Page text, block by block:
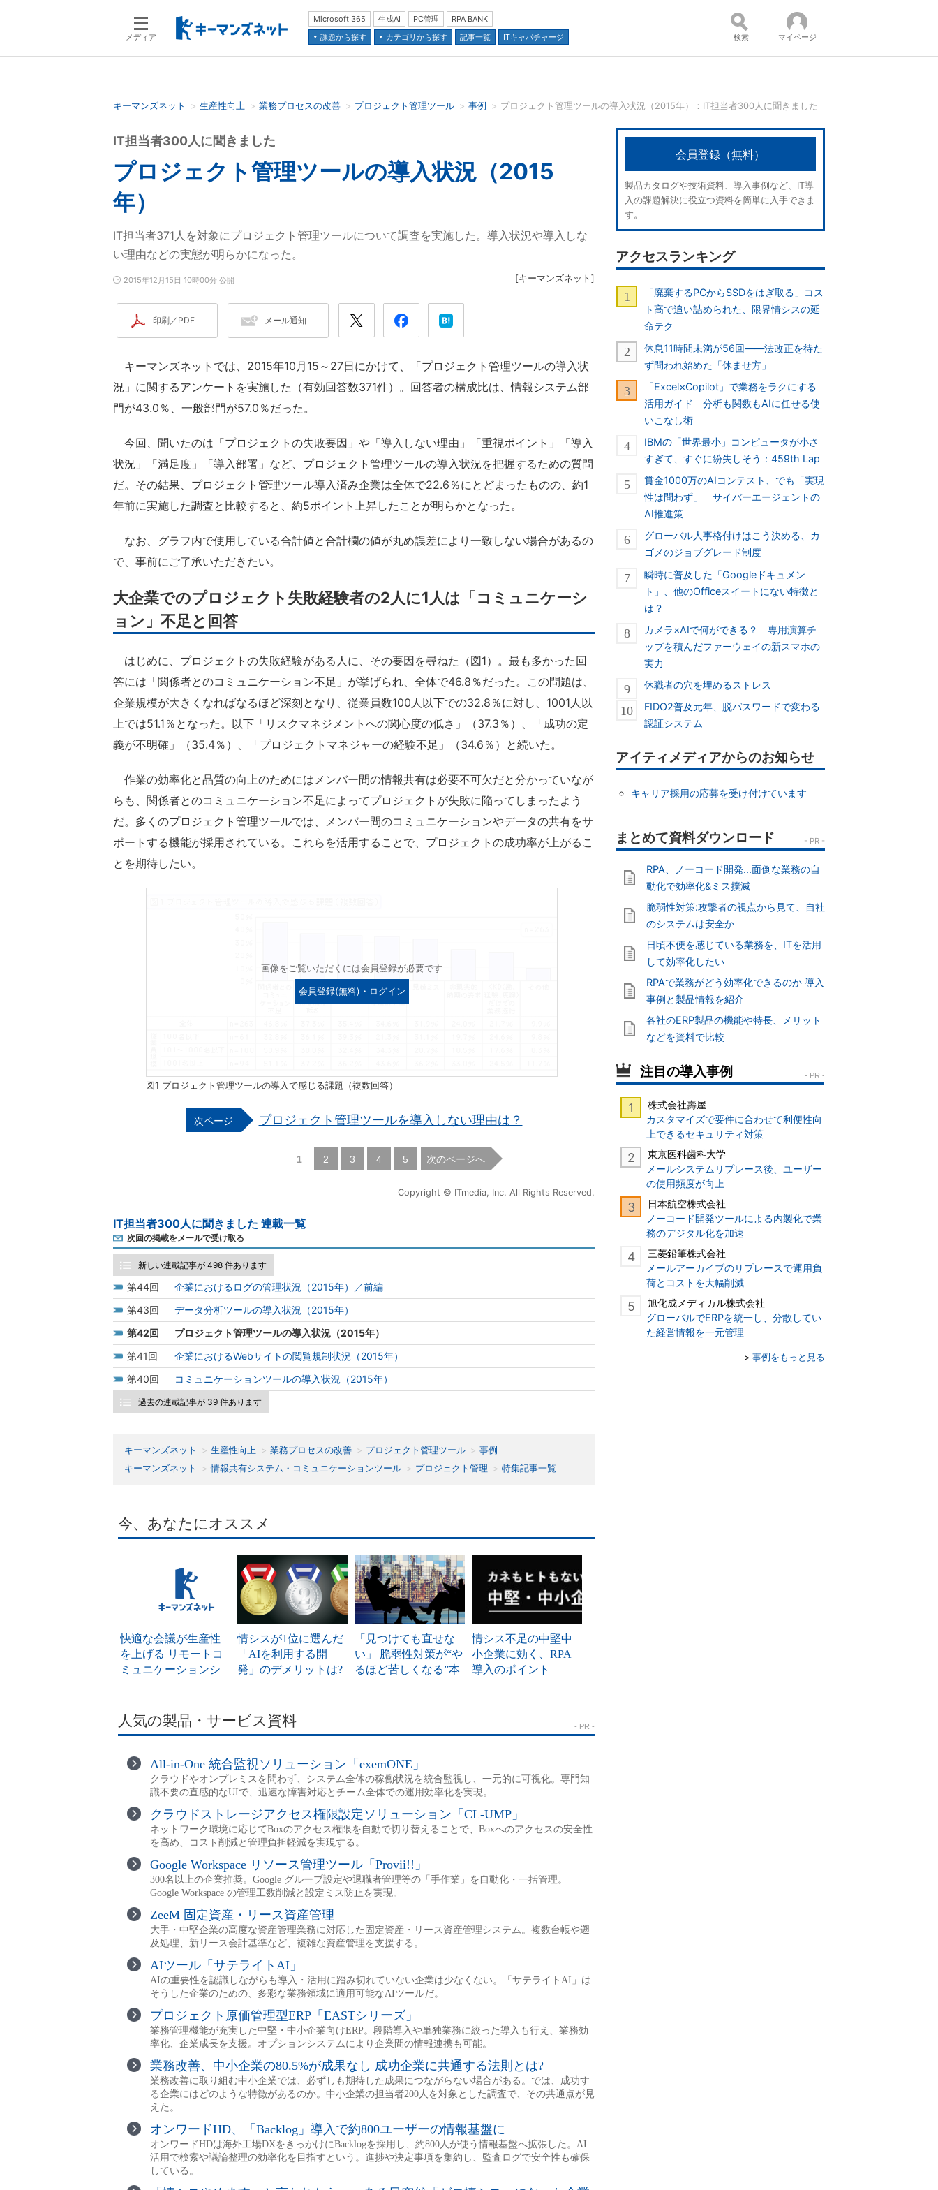
メディア
Microsoft 365 生成AI PC管理
RPA BANK
課題から探す
カテゴリから探す 記事一覧 ITキャパチャージ
検索語を入力してください コンテンツ：
並び順：
検索 マイページ
キーマンズネット 生産性向上 業務プロセスの改善 プロジェクト管理ツール 事例 プロジェクト管理ツールの導入状況（2015年）：IT担当者300人に聞きました
プロジェクト管理ツールの導入状況（2015
年）
IT担当者300人に聞きました
IT担当者371人を対象にプロジェクト管理ツールについて調査を実施した。導入状況や導入しな
い理由などの実態が明らかになった。
2015年12月15日 10時00分 公開 [キーマンズネット ]
印刷／PDF メール通知
キーマンズネットでは、2015年10月15～27日にかけて、「プロジェクト管理ツールの導入状
況」に関するアンケートを実施した（有効回答数371件）。回答者の構成比は、情報システム部
門が43.0％、一般部門が57.0％だった。
今回、聞いたのは「プロジェクトの失敗要因」や「導入しない理由」「重視ポイント」「導入
状況」「満足度」「導入部署」など、プロジェクト管理ツールの導入状況を把握するための質問
だ。その結果、プロジェクト管理ツール導入済み企業は全体で22.6％にとどまったものの、約1
年前に実施した調査と比較すると、約5ポイント上昇したことが明らかとなった。
なお、グラフ内で使用している合計値と合計欄の値が丸め誤差により一致しない場合があるの
で、事前にご了承いただきたい。
大企業でのプロジェクト失敗経験者の2人に1人は「コミュニケーシ
ョン」不足と回答
はじめに、プロジェクトの失敗経験がある人に、その要因を尋ねた（図1）。最も多かった回
答には「関係者とのコミュニケーション不足」が挙げられ、全体で46.8％だった。この問題は、
企業規模が大きくなればなるほど深刻となり、従業員数100人以下での32.8％に対し、1001人以
上では51.1％となった。以下「リスクマネジメントへの関心度の低さ」（37.3％）、「成功の定
義が不明確」（35.4％）、「プロジェクトマネジャーの経験不足」（34.6％）と続いた。
作業の効率化と品質の向上のためにはメンバー間の情報共有は必要不可欠だと分かっていなが
らも、関係者とのコミュニケーション不足によってプロジェクトが失敗に陥ってしまったよう
だ。多くのプロジェクト管理ツールでは、メンバー間のコミュニケーションやデータの共有をサ
ポートする機能が採用されている。これらを活用することで、プロジェクトの成功率が上がるこ
とを期待したい。
画像をご覧いただくには会員登録が必要です
会員登録(無料)・ログイン
図1 プロジェクト管理ツールの導入で感じる課題（複数回答）
プロジェクト管理ツールを導入しない理由は？
1 2 3 4 5 次のページへ
Copyright © ITmedia, Inc. All Rights Reserved.
IT担当者300人に聞きました 連載一覧
次回の掲載をメールで受け取る
新しい連載記事が 498 件あります
44
企業におけるログの管理状況（2015年）／前編
43
データ分析ツールの導入状況（2015年）
42
プロジェクト管理ツールの導入状況（2015年）
41
企業におけるWebサイトの閲覧規制状況（2015年）
40
コミュニケーションツールの導入状況（2015年）
過去の連載記事が 39 件あります
キーマンズネット 生産性向上 業務プロセスの改善 プロジェクト管理ツール
事例
キーマンズネット
情報共有システム・コミュニケーションツール プロジェクト管理 特集記事一覧
会員登録（無料）
製品カタログや技術資料、導入事例など、IT導
入の課題解決に役立つ資料を簡単に入手できま
す。
アクセスランキング
「廃棄するPCからSSDをはぎ取る」コス
ト高で追い詰められた、限界情シスの延
命テク
休息11時間未満が56回――法改正を待た
ず問われ始めた「休ませ方」
「Excel×Copilot」で業務をラクにする
活用ガイド 分析も関数もAIに任せる使
いこなし術
IBMの「世界最小」コンピュータが小さ
すぎて、すぐに紛失しそう：459th Lap
賞金1000万のAIコンテスト、でも「実現
性は問わず」 サイバーエージェントの
AI推進策
グローバル人事格付けはこう決める、カ
ゴメのジョブグレード制度
瞬時に普及した「Googleドキュメン
ト」、他のOfficeスイートにない特徴と
は？
カメラ×AIで何ができる？ 専用演算チ
ップを積んだファーウェイの新スマホの
実力
休職者の穴を埋めるストレス
FIDO2普及元年、脱パスワードで変わる
認証システム
アイティメディアからのお知らせ
キャリア採用の応募を受け付けています
RPA、ノーコード開発...面倒な業務の自
動化で効率化&ミス撲滅
脆弱性対策:攻撃者の視点から見て、自社
のシステムは安全か
日頃不便を感じている業務を、ITを活用
して効率化したい
RPAで業務がどう効率化できるのか 導入
事例と製品情報を紹介
各社のERP製品の機能や特長、メリット
などを資料で比較